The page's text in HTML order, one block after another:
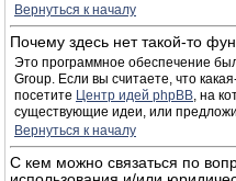
Вернуться к началу
Почему здесь нет такой-то
Это программное обеспечение
Group. Если вы считаете, что
посетите Центр идей phpBB, на
существующие идеи, или
Вернуться к началу
С кем можно связаться по